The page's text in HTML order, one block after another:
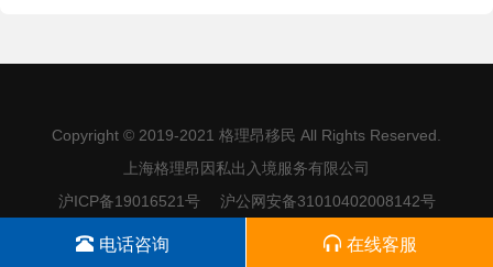
Copyright © 2019-2021 格理昂移民 All Rights Reserved.
上海格理昂因私出入境服务有限公司
沪ICP备19016521号
沪公网安备31010402008142号
电话咨询 在线客服